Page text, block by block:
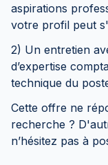
aspirations
votre profil peut
2) Un entretien
d’expertise
technique du
Cette offre ne
recherche ?
n’hésitez pas à